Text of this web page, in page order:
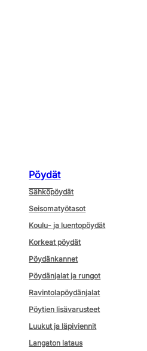
Pöydät
Sähköpöydät
Seisomatyötasot
Koulu- ja luentopöydät
Korkeat pöydät
Pöydänkannet
Pöydänjalat ja rungot
Ravintolapöydänjalat
Pöytien lisävarusteet
Luukut ja läpiviennit
Langaton lataus